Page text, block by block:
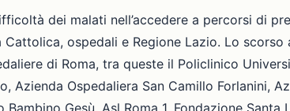
dei malati nell’accedere a percorsi di
ospedali e Regione Lazio. Lo
di Roma, tra queste il Policlinico
Azienda Ospedaliera San Camillo Forlanini,